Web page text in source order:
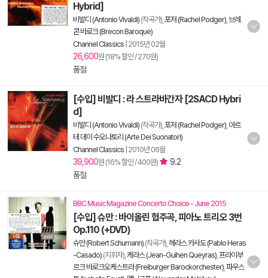
Hybrid]
비발디 (Antonio Vivaldi) (작곡가), 포저 (Rachel Podger) 브레
콘 바로크 (Brecon Baroque)
Channel Classics 2015년 02월
26,600원 (18% 할인 / 270원)
품절
[수입] 비발디 : 라 스트라바간자 [2SACD Hybri
d]
비발디 (Antonio Vivaldi) (작곡가), 포저 (Rachel Podger) 아르
테 데이 수오나토리 (Arte Dei Suonatori)
Channel Classics 2010년 06월
39,900원 (16% 할인 / 400원)
9.2
품절
BBC Music Magazine Concerto Choice - June 2015
[수입] 슈만 : 바이올린 협주곡, 피아노 트리오 3번
Op.110 (+DVD)
슈만 (Robert Schumann) (작곡가), 헤라스 카사도 (Pablo Heras
-Casado) (지휘자), 케라스 (Jean-Guihen Queyras) 프라이부
르크 바로크오케스트라 (Freiburger Barockorchester) 파우스